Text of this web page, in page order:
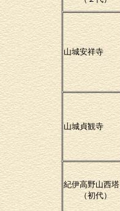
山城安祥寺
山城貞観寺
紀伊高野山西塔
（初代）